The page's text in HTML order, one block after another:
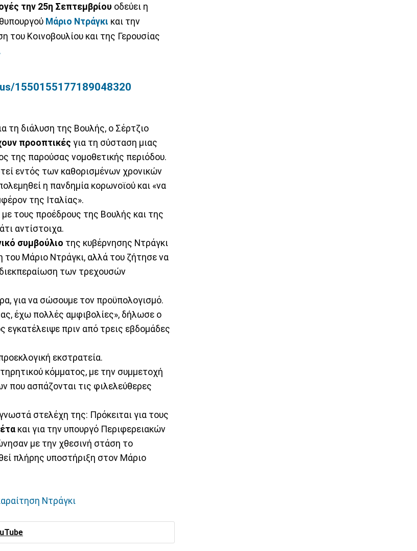
την 25η Σεπτεμβρίου οδεύει η
Μάριο Ντράγκι και την
Κοινοβουλίου και της Γερουσίας
1550155177189048320
τη διάλυση της Βουλής, ο Σέρτζιο
προοπτικές για τη σύσταση μιας
της παρούσας νομοθετικής περιόδου.
εντός των καθορισμένων χρονικών
η πανδημία κορωνοϊού και «να
της Ιταλίας».
τους προέδρους της Βουλής και της
αντίστοιχα.
συμβούλιο της κυβέρνησης Ντράγκι
Μάριο Ντράγκι, αλλά του ζήτησε να
των τρεχουσών
για να σώσουμε τον προϋπολογισμό.
έχω πολλές αμφιβολίες», δήλωσε ο
εγκατέλειψε πριν από τρεις εβδομάδες
εκστρατεία.
κόμματος, με την συμμετοχή
που ασπάζονται τις φιλελεύθερες
στελέχη της: Πρόκειται για τους
και για την υπουργό Περιφερειακών
με την χθεσινή στάση το
πλήρης υποστήριξη στον Μάριο
Ντράγκι